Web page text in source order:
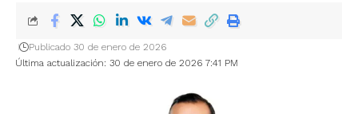
Última actualización: 30 de enero de 2026 7:41 PM
Publicado 30 de enero de 2026